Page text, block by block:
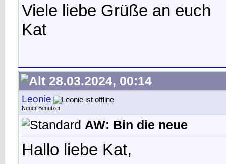
Viele liebe Grüße an euch
Kat
28.03.2024, 00:14
Leonie
Neuer Benutzer
AW: Bin die neue
Hallo liebe Kat,